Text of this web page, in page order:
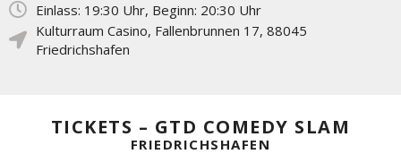
Einlass: 19:30 Uhr, Beginn: 20:30 Uhr
Kulturraum Casino, Fallenbrunnen 17, 88045
Friedrichshafen
TICKETS – GTD COMEDY SLAM
FRIEDRICHSHAFEN